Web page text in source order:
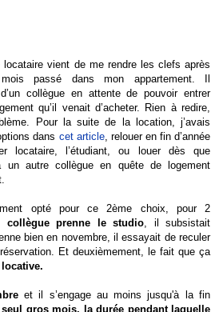
locataire vient de me rendre les clefs après
passé dans mon appartement. Il
collègue en attente de pouvoir entrer
qu’il venait d’acheter. Rien à redire,
Pour la suite de la location, j’avais
dans cet article, relouer en fin d’année
locataire, l’étudiant, ou louer dès que
un autre collègue en quête de logement
opté pour ce 2ème choix, pour 2
collègue prenne le studio, il subsistait
bien en novembre, il essayait de reculer
Et deuxièmement, le fait que ça
et il s’engage au moins jusqu'à la fin
gros mois, la durée pendant laquelle